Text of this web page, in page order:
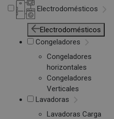
Electrodomésticos
Electrodomésticos
Congeladores
Congeladores
horizontales
Congeladores
Verticales
Lavadoras
Lavadoras Carga